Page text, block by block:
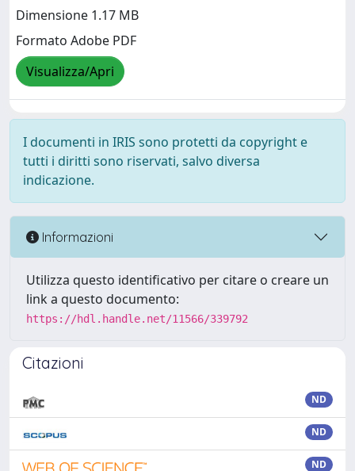
Dimensione 1.17 MB
Formato Adobe PDF
Visualizza/Apri
I documenti in IRIS sono protetti da copyright e
tutti i diritti sono riservati, salvo diversa
indicazione.
Informazioni
Utilizza questo identificativo per citare o creare un
link a questo documento:
https://hdl.handle.net/11566/339792
Citazioni
ND
ND
ND